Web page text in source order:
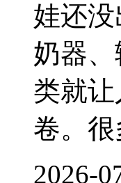
娃还
奶器
类就
卷。
2026-